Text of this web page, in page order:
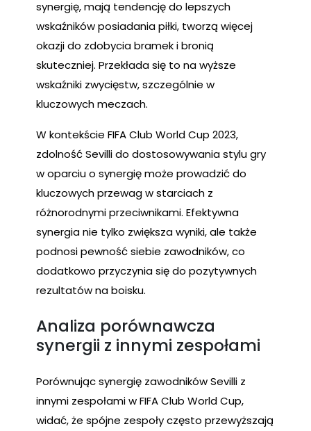
synergię, mają tendencję do lepszych
wskaźników posiadania piłki, tworzą więcej
okazji do zdobycia bramek i bronią
skuteczniej. Przekłada się to na wyższe
wskaźniki zwycięstw, szczególnie w
kluczowych meczach.
W kontekście FIFA Club World Cup 2023,
zdolność Sevilli do dostosowywania stylu gry
w oparciu o synergię może prowadzić do
kluczowych przewag w starciach z
różnorodnymi przeciwnikami. Efektywna
synergia nie tylko zwiększa wyniki, ale także
podnosi pewność siebie zawodników, co
dodatkowo przyczynia się do pozytywnych
rezultatów na boisku.
Analiza porównawcza
synergii z innymi zespołami
Porównując synergię zawodników Sevilli z
innymi zespołami w FIFA Club World Cup,
widać, że spójne zespoły często przewyższają